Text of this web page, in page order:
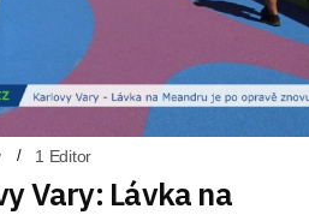
1 Editor
Vary: Lávka na